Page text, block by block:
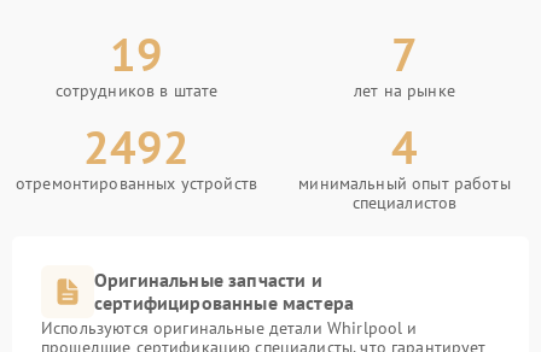
19
сотрудников в штате
7
лет на рынке
2492
отремонтированных устройств
4
минимальный опыт работы
специалистов
Оригинальные запчасти и
сертифицированные мастера
Используются оригинальные детали Whirlpool и
прошедшие сертификацию специалисты, что гарантирует